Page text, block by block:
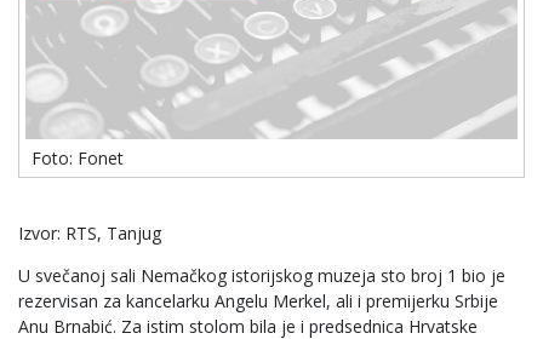
Foto: Fonet
Izvor: RTS, Tanjug
U svečanoj sali Nemačkog istorijskog muzeja sto broj 1 bio je
rezervisan za kancelarku Angelu Merkel, ali i premijerku Srbije
Anu Brnabić. Za istim stolom bila je i predsednica Hrvatske